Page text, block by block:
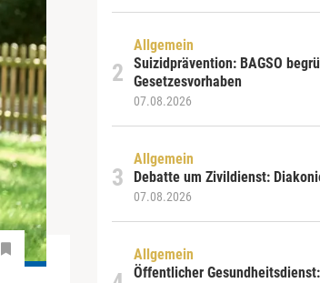
Allgemein
Suizidprävention: BAGSO
Gesetzesvorhaben
07.08.2026
Allgemein
Debatte um Zivildienst:
07.08.2026
Allgemein
Öffentlicher